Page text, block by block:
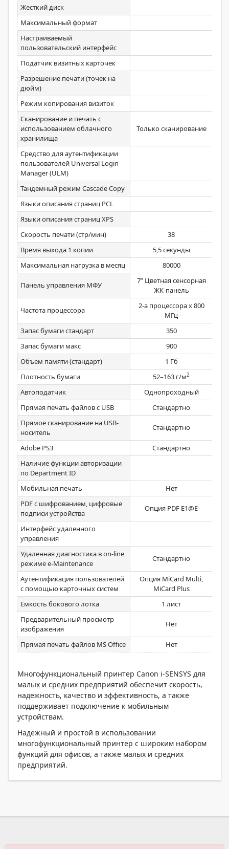
Жесткий диск
Максимальный формат
Настраиваемый
пользовательский интерфейс
Податчик визитных карточек
Разрешение печати (точек на
дюйм)
Режим копирования визиток
Сканирование и печать с
использованием облачного
хранилища
Только сканирование
Средство для аутентификации
пользователей Universal Login
Manager (ULM)
Тандемный режим Cascade Copy
Языки описания страниц PCL
Языки описания страниц XPS
Скорость печати (стр/мин)
38
Время выхода 1 копии
5,5 секунды
Максимальная нагрузка в месяц
80000
Панель управления МФУ
7” Цветная сенсорная
ЖК-панель
Частота процессора
2-а процессора х 800
МГц
Запас бумаги стандарт
350
Запас бумаги макс
900
Объем памяти (стандарт)
1 Гб
Плотность бумаги
52–163 г/м2
Автоподатчик
Однопроходный
Прямая печать файлов с USB
Стандартно
Прямое сканирование на USB-
носитель
Стандартно
Adobe PS3
Стандартно
Наличие функции авторизации
по Department ID
Мобильная печать
Нет
PDF с шифрованием, цифровые
подписи устройства
Опция PDF E1@E
Интерфейс удаленного
управления
Удаленная диагностика в on-line
режиме e-Maintenance
Стандартно
Аутентификация пользователей
с помощью карточных систем
Опция MiCard Multi,
MiCard Plus
Емкость бокового лотка
1 лист
Предварительный просмотр
изображения
Нет
Прямая печать файлов MS Office Нет
Многофункциональный принтер Canon i-SENSYS для
малых и средних предприятий обеспечит скорость,
надежность, качество и эффективность, а также
поддерживает подключение к мобильным
устройствам.
Надежный и простой в использовании
многофункциональный принтер с широким набором
функций для офисов, а также малых и средних
предприятий.